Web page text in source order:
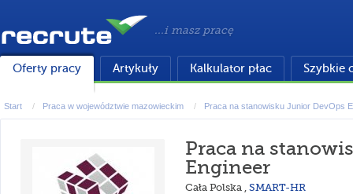
...i masz pracę
Oferty pracy Artykuły Kalkulator płac Szybkie
Start Praca w województwie mazowieckim Praca na stanowisku Junior DevOps
Praca na
Engineer
Cała Polska, SMART-HR